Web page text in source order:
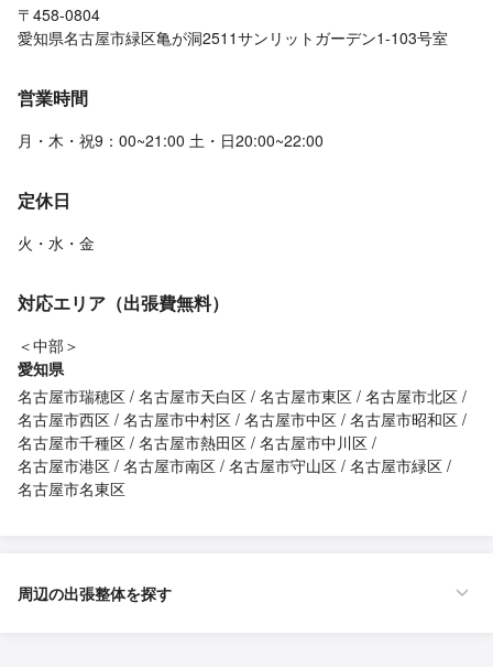
〒458-0804
愛知県名古屋市緑区亀が洞2511サンリットガーデン1-103号室
営業時間
月・木・祝9：00~21:00 土・日20:00~22:00
定休日
火・水・金
対応エリア（出張費無料）
＜中部＞
愛知県
名古屋市瑞穂区 名古屋市天白区 名古屋市東区 名古屋市北区
名古屋市西区 名古屋市中村区 名古屋市中区 名古屋市昭和区
名古屋市千種区 名古屋市熱田区 名古屋市中川区
名古屋市港区 名古屋市南区 名古屋市守山区 名古屋市緑区
名古屋市名東区
周辺の出張整体を探す